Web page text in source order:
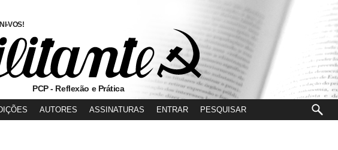
VOS!
PCP - Reflexão e Prática
AUTORES ASSINATURAS ENTRAR